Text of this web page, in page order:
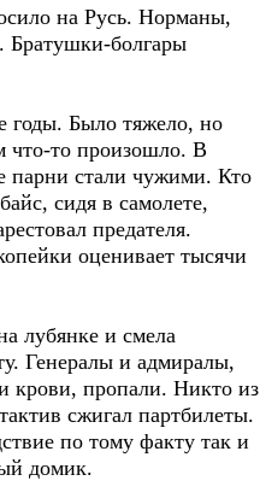
на Русь. Норманы,
болгары
годы. Было тяжело, но
что-то произошло. В
парни стали чужими. Кто
сидя в самолете,
предателя.
оценивает тысячи
лубянке и смела
Генералы и адмиралы,
крови, пропали. Никто из
сжигал партбилеты.
по тому факту так и
домик.